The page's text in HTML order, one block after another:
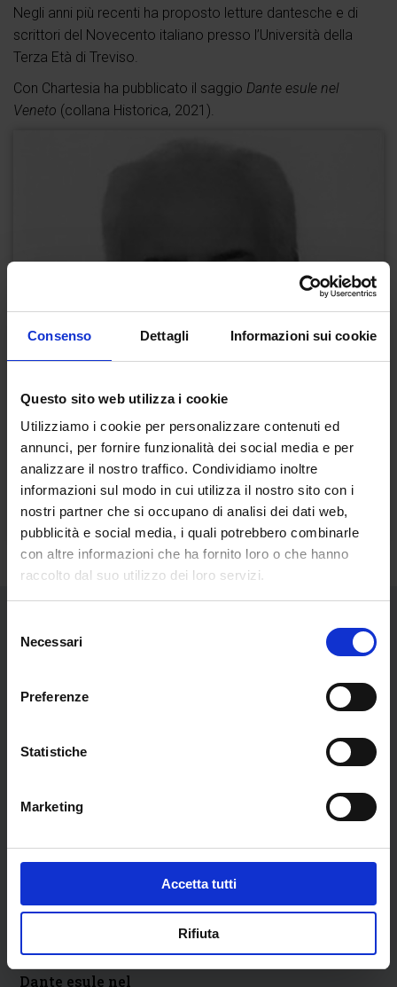
Consenso Dettagli Informazioni sui cookie
Questo sito web utilizza i cookie
Utilizziamo i cookie per personalizzare contenuti ed
annunci, per fornire funzionalità dei social media e per
analizzare il nostro traffico. Condividiamo inoltre
informazioni sul modo in cui utilizza il nostro sito con i
nostri partner che si occupano di analisi dei dati web,
pubblicità e social media, i quali potrebbero combinarle
con altre informazioni che ha fornito loro o che hanno
raccolto dal suo utilizzo dei loro servizi.
delNecessari
Preferenze
Statistiche
Marketing
Accetta tutti
Rifiuta
Negli anni più recenti ha proposto letture dantesche e di
scrittori del Novecento italiano presso l’Università della
Terza Età di Treviso.
Con Chartesia ha pubblicato il saggio Dante esule nel
Veneto (collana Historica, 2021).
Dante esule nel